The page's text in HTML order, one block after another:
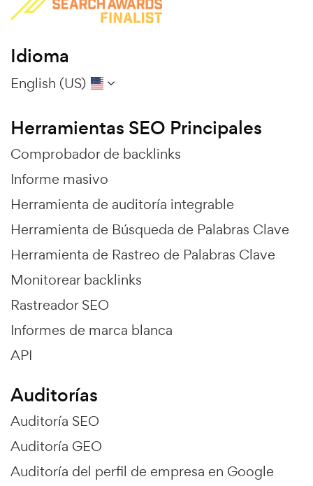
Idioma
English (US)
Herramientas SEO Principales
Comprobador de backlinks
Informe masivo
Herramienta de auditoría integrable
Herramienta de Búsqueda de Palabras Clave
Herramienta de Rastreo de Palabras Clave
Monitorear backlinks
Rastreador SEO
Informes de marca blanca
API
Auditorías
Auditoría SEO
Auditoría GEO
Auditoría del perfil de empresa en Google